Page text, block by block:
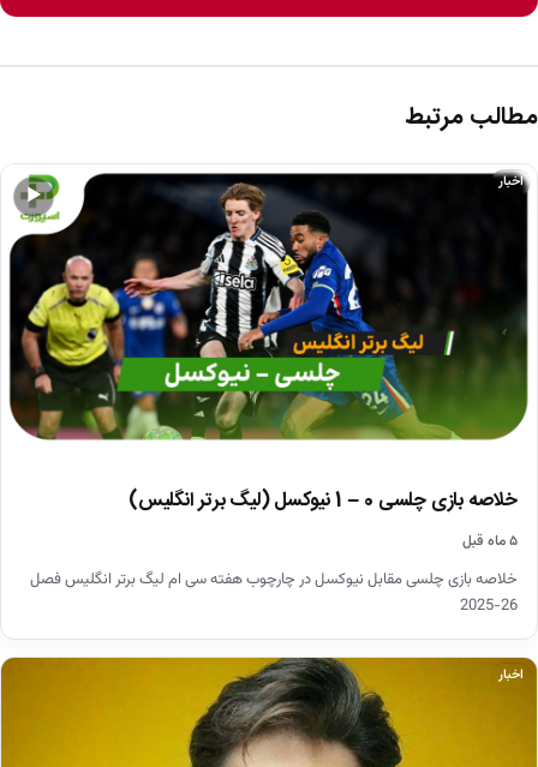
مطالب مرتبط
▶
اخبار
خلاصه بازی چلسی 0 – 1 نیوکسل (لیگ برتر انگلیس)
۵ ماه قبل
خلاصه بازی چلسی مقابل نیوکسل در چارچوب هفته سی ام لیگ برتر انگلیس فصل
26-2025
اخبار